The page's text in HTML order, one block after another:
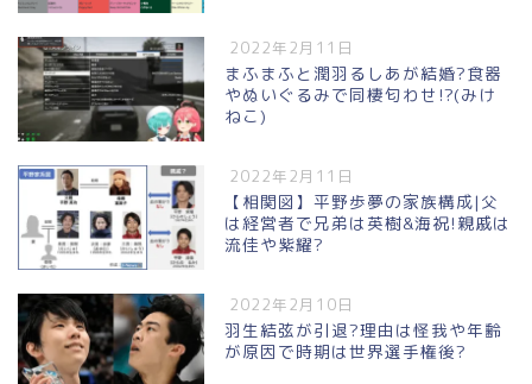
2022年2月11日
まふまふと潤羽るしあが結婚?食器
やぬいぐるみで同棲匂わせ!?(みけ
ねこ)
2022年2月11日
【相関図】平野歩夢の家族構成|父
は経営者で兄弟は英樹&海祝!親戚は
流佳や紫耀?
2022年2月10日
羽生結弦が引退?理由は怪我や年齢
が原因で時期は世界選手権後?